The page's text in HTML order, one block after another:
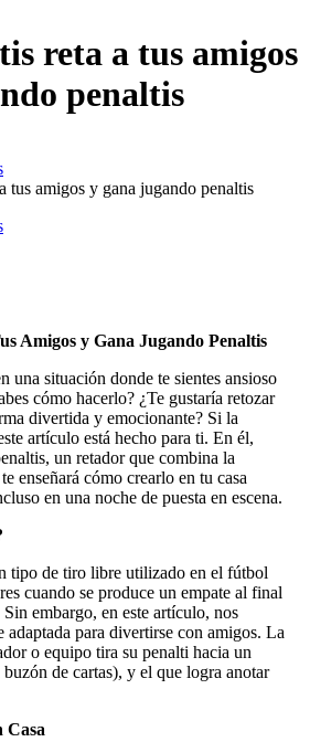
reta a tus amigos
penaltis
tus amigos y gana jugando penaltis
Amigos y Gana Jugando Penaltis
una situación donde te sientes ansioso
cómo hacerlo? ¿Te gustaría retozar
divertida y emocionante? Si la
artículo está hecho para ti. En él,
un retador que combina la
enseñará cómo crearlo en tu casa
en una noche de puesta en escena.
tipo de tiro libre utilizado en el fútbol
cuando se produce un empate al final
embargo, en este artículo, nos
adaptada para divertirse con amigos. La
o equipo tira su penalti hacia un
de cartas), y el que logra anotar
Casa